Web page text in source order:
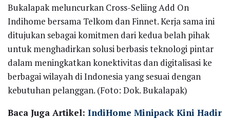
Bukalapak meluncurkan Cross-Seliing Add On
Indihome bersama Telkom dan Finnet. Kerja sama ini
ditujukan sebagai komitmen dari kedua belah pihak
untuk menghadirkan solusi berbasis teknologi pintar
dalam meningkatkan konektivitas dan digitalisasi ke
berbagai wilayah di Indonesia yang sesuai dengan
kebutuhan pelanggan. (Foto: Dok. Bukalapak)
Baca Juga Artikel: IndiHome Minipack Kini Hadir